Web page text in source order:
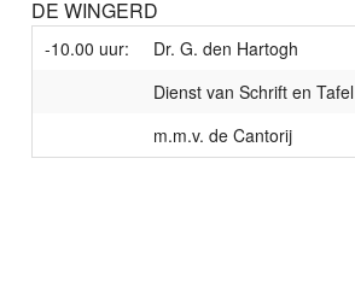
DE WINGERD
-10.00 uur:
Dr. G. den Hartogh
Dienst van Schrift en Tafel
m.m.v. de Cantorij